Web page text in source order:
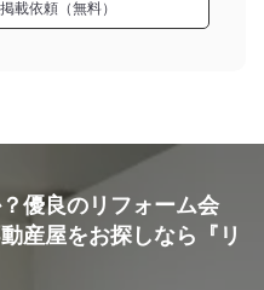
かった
載依頼（無料）
優良のリフォーム会
産屋をお探しなら『リ